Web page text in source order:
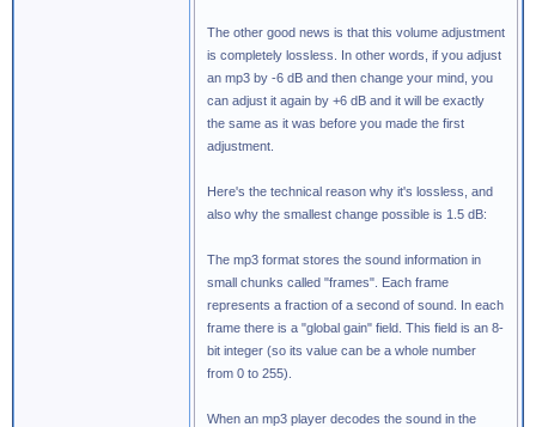
The other good news is that this volume adjustment
is completely lossless. In other words, if you adjust
an mp3 by -6 dB and then change your mind, you
can adjust it again by +6 dB and it will be exactly
the same as it was before you made the first
adjustment.
Here's the technical reason why it's lossless, and
also why the smallest change possible is 1.5 dB:
The mp3 format stores the sound information in
small chunks called "frames". Each frame
represents a fraction of a second of sound. In each
frame there is a "global gain" field. This field is an 8-
bit integer (so its value can be a whole number
from 0 to 255).
When an mp3 player decodes the sound in the